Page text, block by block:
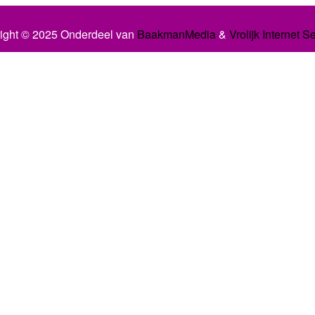
© 2025 Onderdeel van BaakmanMedia& Vrolijk Internet